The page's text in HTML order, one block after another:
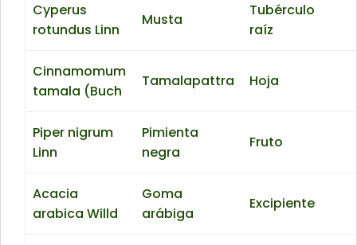
Cyperus
rotundus Linn
Musta
Tubérculo
raíz
Cinnamomum
tamala (Buch
Tamalapattra Hoja
Piper nigrum
Linn
Pimienta
negra
Fruto
Acacia
arabica Willd
Goma
arábiga
Excipiente